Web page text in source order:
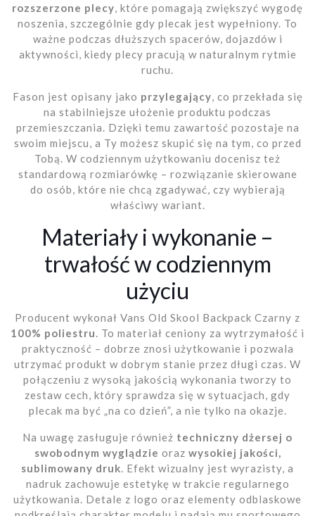
rozszerzone plecy , które pomagają zwiększyć wygodę
noszenia, szczególnie gdy plecak jest wypełniony. To
ważne podczas dłuższych spacerów, dojazdów i
aktywności, kiedy plecy pracują w naturalnym rytmie
ruchu.
Fason jest opisany jako przylegający , co przekłada się
na stabilniejsze ułożenie produktu podczas
przemieszczania. Dzięki temu zawartość pozostaje na
swoim miejscu, a Ty możesz skupić się na tym, co przed
Tobą. W codziennym użytkowaniu docenisz też
standardową rozmiarówkę – rozwiązanie skierowane
do osób, które nie chcą zgadywać, czy wybierają
właściwy wariant.
Materiały i wykonanie –
trwałość w codziennym
użyciu
Producent wykonał Vans Old Skool Backpack Czarny z
100% poliestru
. To materiał ceniony za wytrzymałość i
praktyczność – dobrze znosi użytkowanie i pozwala
utrzymać produkt w dobrym stanie przez długi czas. W
połączeniu z wysoką jakością wykonania tworzy to
zestaw cech, który sprawdza się w sytuacjach, gdy
plecak ma być „na co dzień”, a nie tylko na okazje.
Na uwagę zasługuje również techniczny dżersej o
swobodnym wyglądzie oraz wysokiej jakości,
sublimowany druk . Efekt wizualny jest wyrazisty, a
nadruk zachowuje estetykę w trakcie regularnego
użytkowania. Detale z logo oraz elementy odblaskowe